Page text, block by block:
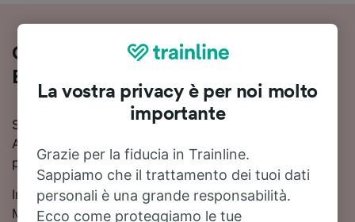
Come viaggiare in treno da Reggio
Emilia AV Mediopadana a Parma
Stai pianificando un viaggio in treno da Reggio Emilia
AV Mediopadana a Parma? Consulta orari aggiornati,
prezzi e soluzioni di viaggio in un unico posto.
In media, per viaggiare in treno da Reggio Emilia AV
Mediopadana a Parma ci metti circa 15 minuti. La
La vostra privacy è per noi molto
importante
Grazie per la fiducia in Trainline.
Sappiamo che il trattamento dei tuoi dati
personali è una grande responsabilità.
Ecco come proteggiamo le tue